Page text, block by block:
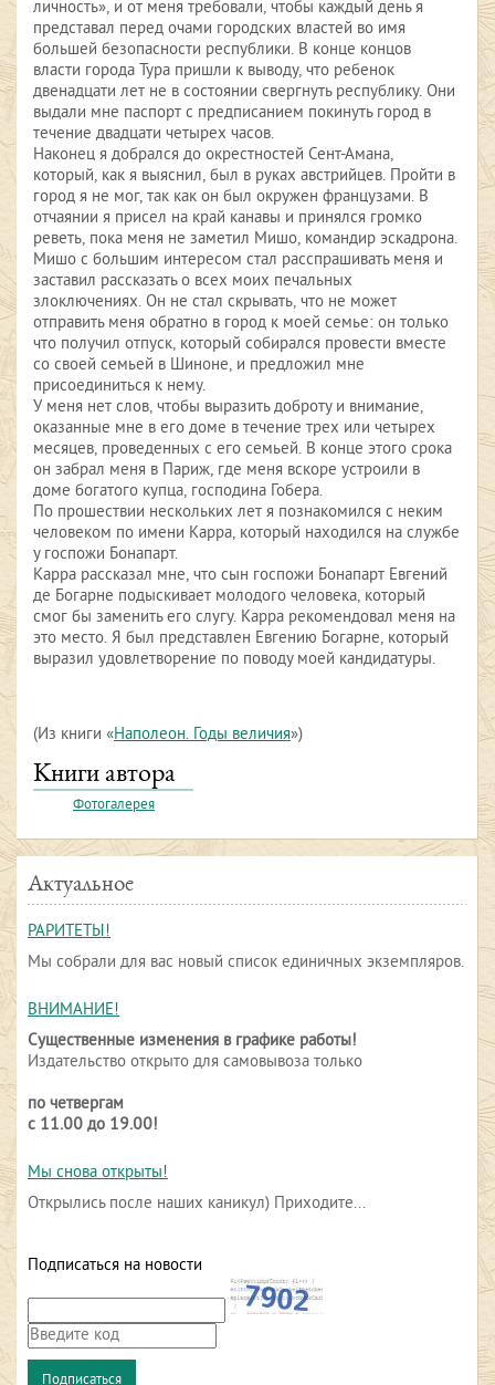
личность», и от меня требовали, чтобы каждый день я
представал перед очами городских властей во имя
большей безопасности республики. В конце концов
власти города Тура пришли к выводу, что ребенок
двенадцати лет не в состоянии свергнуть республику. Они
выдали мне паспорт с предписанием покинуть город в
течение двадцати четырех часов.
Наконец я добрался до окрестностей Сент-Амана,
который, как я выяснил, был в руках австрийцев. Пройти в
город я не мог, так как он был окружен французами. В
отчаянии я присел на край канавы и принялся громко
реветь, пока меня не заметил Мишо, командир эскадрона.
Мишо с большим интересом стал расспрашивать меня и
заставил рассказать о всех моих печальных
злоключениях. Он не стал скрывать, что не может
отправить меня обратно в город к моей семье: он только
что получил отпуск, который собирался провести вместе
со своей семьей в Шиноне, и предложил мне
присоединиться к нему.
У меня нет слов, чтобы выразить доброту и внимание,
оказанные мне в его доме в течение трех или четырех
месяцев, проведенных с его семьей. В конце этого срока
он забрал меня в Париж, где меня вскоре устроили в
доме богатого купца, господина Гобера.
По прошествии нескольких лет я познакомился с неким
человеком по имени Карра, который находился на службе
у госпожи Бонапарт.
Карра рассказал мне, что сын госпожи Бонапарт Евгений
де Богарне подыскивает молодого человека, который
смог бы заменить его слугу. Карра рекомендовал меня на
это место. Я был представлен Евгению Богарне, который
выразил удовлетворение по поводу моей кандидатуры.
(Из книги «Наполеон. Годы величия»)
Книги автора
Фотогалерея
Актуальное
РАРИТЕТЫ!
Мы собрали для вас новый список единичных экземпляров.
ВНИМАНИЕ!
Существенные изменения в графике работы!
Издательство открыто для самовывоза только
по четвергам
с 11.00 до 19.00!
Мы снова открыты!
Открылись после наших каникул) Приходите...
Подписаться на новости